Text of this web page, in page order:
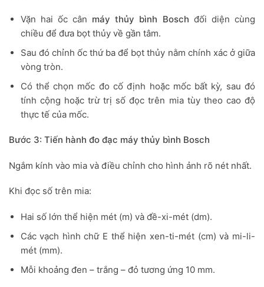
Vặn hai ốc cân máy thủy bình Bosch đối diện cùng
chiều để đưa bọt thủy về gần tâm.
Sau đó chỉnh ốc thứ ba để bọt thủy nằm chính xác ở giữa
vòng tròn.
Có thể chọn mốc đo cố định hoặc mốc bất kỳ, sau đó
tính cộng hoặc trừ trị số đọc trên mia tùy theo cao độ
thực tế của mốc.
Bước 3: Tiến hành đo đạc máy thủy bình Bosch
Ngắm kính vào mia và điều chỉnh cho hình ảnh rõ nét nhất.
Khi đọc số trên mia:
Hai số lớn thể hiện mét (m) và đề-xi-mét (dm).
Các vạch hình chữ E thể hiện xen-ti-mét (cm) và mi-li-
mét (mm).
Mỗi khoảng đen – trắng – đỏ tương ứng 10 mm.